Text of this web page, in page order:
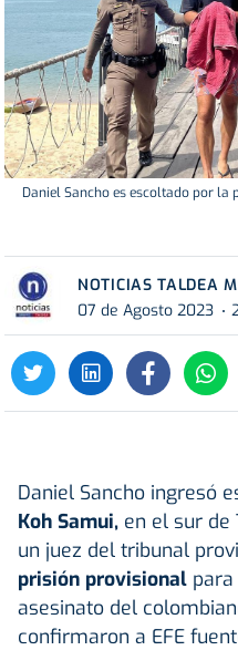
Daniel Sancho es escoltado por la
NOTICIAS TALDEA
07 de Agosto 2023
Daniel Sancho ingresó
Koh Samui, en el sur de
un juez del tribunal
prisión provisional
asesinato del
confirmaron a EFE